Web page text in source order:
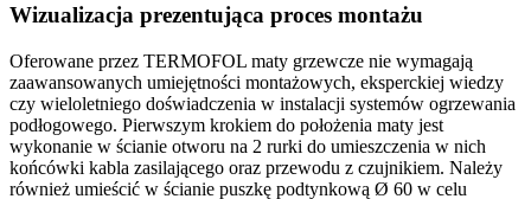
Wizualizacja prezentująca proces montażu
Oferowane przez TERMOFOL maty grzewcze nie wymagają
zaawansowanych umiejętności montażowych, eksperckiej wiedzy
czy wieloletniego doświadczenia w instalacji systemów ogrzewania
podłogowego. Pierwszym krokiem do położenia maty jest
wykonanie w ścianie otworu na 2 rurki do umieszczenia w nich
końcówki kabla zasilającego oraz przewodu z czujnikiem. Należy
również umieścić w ścianie puszkę podtynkową Ø 60 w celu